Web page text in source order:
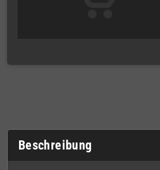
Beschreibung